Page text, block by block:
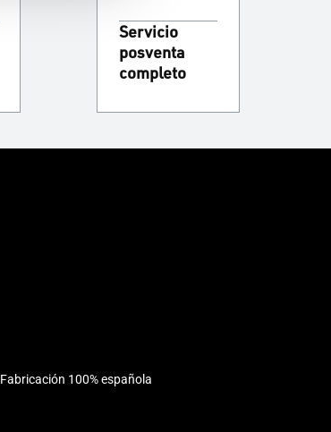
Servicio
posventa
completo
Fabricación 100% española